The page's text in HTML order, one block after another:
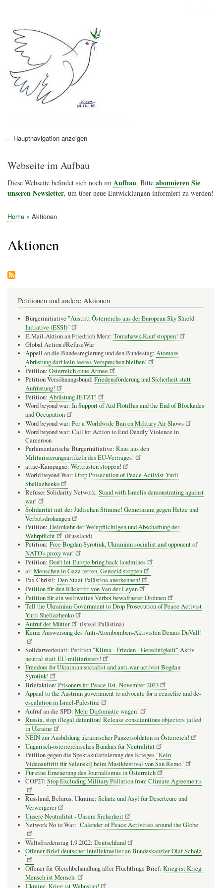
Hauptnavigation
— Hauptnavigation anzeigen
Aktionen
Friedensbewegung
Friedensprojekte
Home
Konflikte
Links
Narichtenlinks
News
Politik
Termine
Texte
Kunst
Friedensexperten
Friedensforschung
Friedensinitiativen
Friedensnachrichten
Webseite im Aufbau
Diese Webseite befindet sich noch im Aufbau. Bitte abonnieren Sie
unseren Newsletter, um über neue Entwicklungen informiert zu werden!
Home Aktionen
Aktionen
Petitionen und andere Aktionen
Bürgerinitiative "Austritt Österreichs aus der European Sky Shield
Initiative (ESSI)"
E-Mail-Aktion an Friedrich Merz: Tomahawk-Kauf stoppen!
Global Action #RefuseWar
Appell an die Bundesregierung und den Bundestag: Atomare
Abrüstung darf kein leeres Versprechen bleiben!
Petition: Österreich ohne Armee
Petition Versöhnungsbund: Friedensförderung und Sicherheit statt
Aufrüstung!
Petition: Abrüstung JETZT!
Word beyond war: In Support of Aid Flotillas and the End of Blockades
and Occupation
Word beyond war: For a Worldwide Ban on Military Air Shows
Word beyond war: Call for Action to End Deadly Violence in
Cameroon
Parlamentarische Bürgerinitiative: Raus aus den
Militarisierungsartikeln des EU-Vertrages!
attac-Kampagne: Wettrüsten stoppen!
World beyond War: Drop Prosecution of Peace Activist Yurii
Sheliazhenko
Refuser Solidarity Network: Stand with Israelis demonstrating against
war!
Solidarität mit der Jüdischen Stimme! Gemeinsam gegen Hetze und
Verbotsdrohungen
Petition: Heimkehr der Wehrpflichtigen und Abschaffung der
Wehrpflicht
(Russland)
Petition: Free Bogdan Syrotiuk, Ukrainian socialist and opponent of
NATO's proxy war!
Petition: Don’t let Europe bring back landmines
ai: Menschen in Gaza retten, Genozid stoppen
Pax Christi: Den Staat Palästina anerkennen!
Petition für den Rücktritt von Van der Leyen
Petition für ein weltweites Verbot bewaffneter Drohnen
Tell the Ukrainian Government to Drop Prosecution of Peace Activist
Yurii Sheliazhenko
Aufruf der Mütter
(Isreal-Palästina)
Keine Ausweisung des Anti-Atombomben-Aktivisten Dennis DuVall!
Solidarwerkstatt: Petition "Klima - Frieden - Gerechtigkeit" Aktiv
neutral statt EU-militarisiert!
Freedom for Ukrainian socialist and anti-war activist Bogdan
Syrotiuk!
Briefaktion: Prisoners for Peace list, November 2023
Appeal to the Austrian government to advocate for a ceasefire and de-
escalation in Israel-Palestine
Aufruf an die SPD: Mehr Diplomatie wagen!
Russia, stop illegal detention! Release conscientious objectors jailed
in Ukraine
NEIN zur Ausbildung ukrainischer Panzersoldaten in Österreich!
Ungarisch-österreichisches Bündnis für Neutralität
Petition gegen die Spektakularisierung des Krieges "Kein
Videoauftritt für Selenskij beim Musikfestival von San Remo"
Für eine Erneuerung des Journalismus in Österreich
COP27: Stop Excluding Military Pollution from Climate Agreements
Russland, Belarus, Ukraine: Schutz und Asyl für Deserteure und
Verweigerer
Unsere Neutralität - Unsere Sicherheit
Network No to War: Calender of Peace Activities around the Globe
Weltsfriedenstag 1.9.2022: Deutschland
Offener Brief deutscher Intellektueller an Bundeskanzler Olaf Scholz
Offener für Gleichbehandlung aller Flüchtlinge Brief: Krieg ist Krieg.
Mensch ist Mensch.